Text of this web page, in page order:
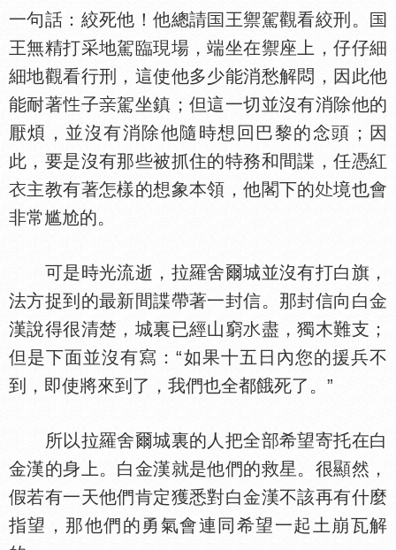
一句話：絞死他！他總請
王禦駕觀看絞刑。
王無精打采地駕臨現場，端坐在禦座上，仔仔細
細地觀看行刑，這使他多少能消愁解悶，因此他
能耐著
子
駕坐鎮；但這一切並沒有消除他的
厭煩，並沒有消除他隨時想回巴黎的念頭；因
此，要是沒有那些被抓住的特務和間諜，任憑紅
主教有著怎樣的想象本領，他閣下的
境也會
非常尴尬的。
可是時光流逝，拉羅舍爾城並沒有打白旗，
法方捉到的最新間諜帶著一封信。那封信向白金
漢說得很清楚，城裏已經山窮
盡，獨木難支；
但是下面並沒有寫：“如果十五日內您的援兵不
到，即使將來到了，我們也全都餓死了。”
所以拉羅舍爾城裏的人把全部希望寄托在白
金漢的身上。白金漢就是他們的救星。很顯然，
假若有一天他們肯定獲悉對白金漢不該再有什麼
指望，那他們的勇氣會連同希望一起土崩瓦解